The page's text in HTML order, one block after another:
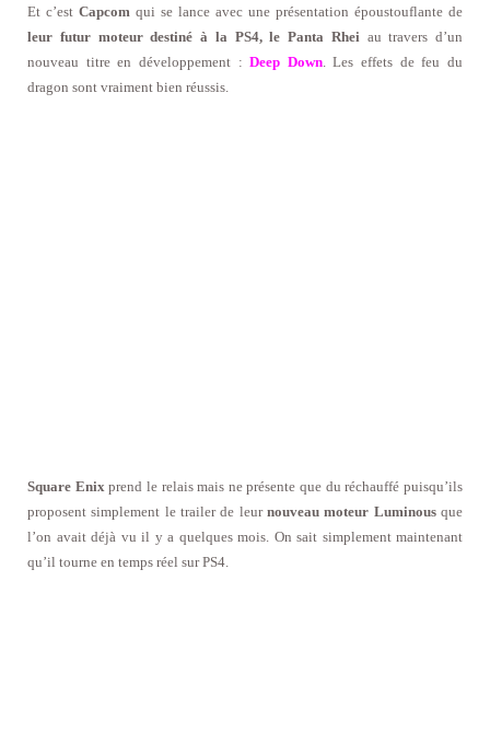
Et c’est Capcom qui se lance avec une présentation époustouflante de
leur futur moteur destiné à la PS4, le Panta Rheiau travers d’un
nouveau titre en développement :Deep Down. Les effets de feu du
dragon sont vraiment bien réussis.
Square Enixprend le relais mais ne présente que du réchauffé puisqu’ils
proposent simplement le trailer de leur nouveau moteur Luminousque
l’on avait déjà vu il y a quelques mois. On sait simplement maintenant
qu’il tourne en temps réel sur PS4.